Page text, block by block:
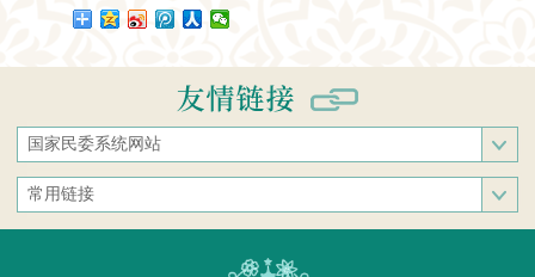
国家民委系统网站
国家民族事务委员会
中央民族大学
常用链接
中央统战部